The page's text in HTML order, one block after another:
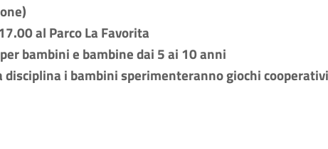
al Parco La Favorita
bambini e bambine dai 5 ai 10 anni
i bambini sperimenteranno giochi